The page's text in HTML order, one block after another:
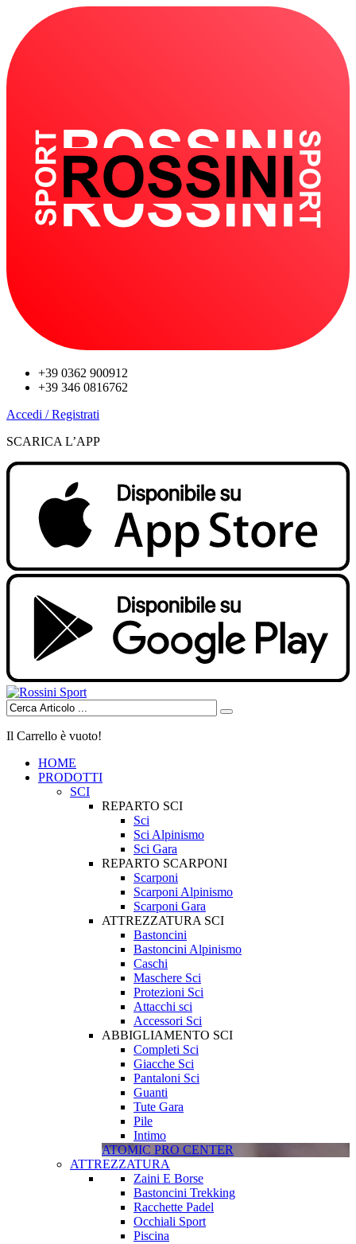
+39 0362 900912
+39 346 0816762
Accedi / Registrati
SCARICA L’APP
Il Carrello è vuoto!
HOME
PRODOTTI
SCI
REPARTO SCI
Sci
Sci Alpinismo
Sci Gara
REPARTO SCARPONI
Scarponi
Scarponi Alpinismo
Scarponi Gara
ATTREZZATURA SCI
Bastoncini
Bastoncini Alpinismo
Caschi
Maschere Sci
Protezioni Sci
Attacchi sci
Accessori Sci
ABBIGLIAMENTO SCI
Completi Sci
Giacche Sci
Pantaloni Sci
Guanti
Tute Gara
Pile
Intimo
ATOMIC PRO CENTER
ATTREZZATURA
Zaini E Borse
Bastoncini Trekking
Racchette Padel
Occhiali Sport
Piscina